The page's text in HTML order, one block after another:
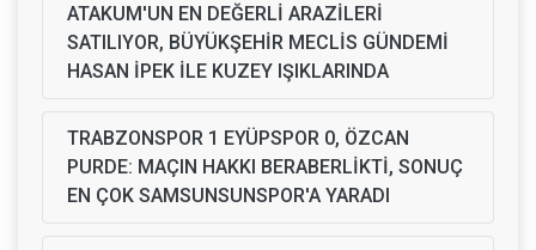
ATAKUM'UN EN DEĞERLİ ARAZİLERİ
SATILIYOR, BÜYÜKŞEHİR MECLİS GÜNDEMİ
HASAN İPEK İLE KUZEY IŞIKLARINDA
TRABZONSPOR 1 EYÜPSPOR 0, ÖZCAN
PURDE: MAÇIN HAKKI BERABERLİKTİ, SONUÇ
EN ÇOK SAMSUNSUNSPOR'A YARADI